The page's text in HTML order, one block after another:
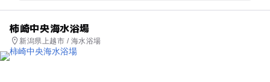
柿崎中央海水浴場
新潟県上越市 / 海水浴場